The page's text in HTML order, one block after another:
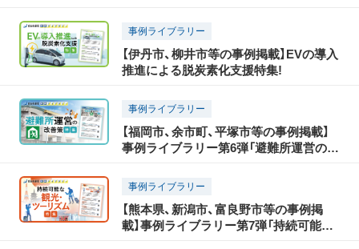
集」！
事例ライブラリー
【伊丹市、柳井市等の事例掲載】EVの導入
推進による脱炭素化支援特集!
事例ライブラリー
【福岡市、余市町、平塚市等の事例掲載】
事例ライブラリー第6弾「避難所運営の改
事例ライブラリー
【熊本県、新潟市、富良野市等の事例掲
載】事例ライブラリー第7弾「持続可能な